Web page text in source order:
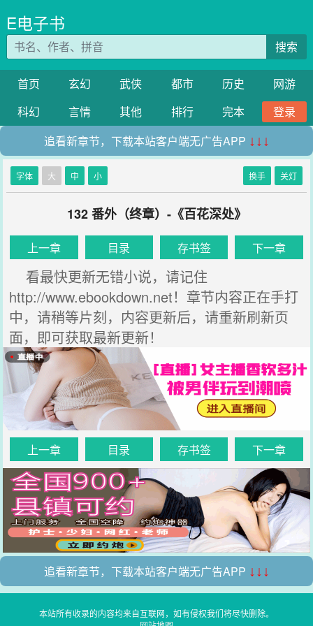
E电子书
搜索
首页 玄幻 武侠 都市 历史
网游
科幻
言情 其他 排行 完本
登录
追看新章节，下载本站客户端无广告APP ↓↓↓
字体 大 中 小 换手 关灯
132 番外（终章）-《百花深处》
上一章 目录 存书签 下一章
看最快更新无错小说，请记住
http://www.ebookdown.net！章节内容正在手打
中，请稍等片刻，内容更新后，请重新刷新页
面，即可获取最新更新！
上一章 目录 存书签 下一章
追看新章节，下载本站客户端无广告APP ↓↓↓
本站所有收录的内容均来自互联网，如有侵权我们将尽快删除。